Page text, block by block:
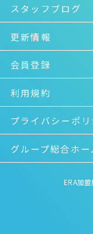
スタッフブログ
更新情報
会員登録
利用規約
プライバシーポリ
グループ総合ホー
ERA加